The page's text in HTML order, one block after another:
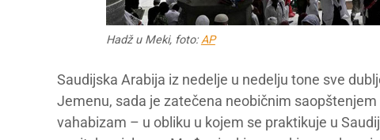
Hadž u Meki, foto:AP
Saudijska Arabija iz nedelje u nedelju tone sve
Jemenu, sada je zatečena neobičnim
vahabizam – u obliku u kojem se praktikuje u